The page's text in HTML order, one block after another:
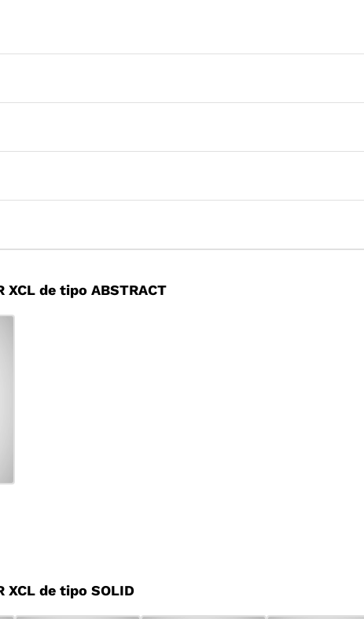
XCL de tipo ABSTRACT
XCL de tipo SOLID